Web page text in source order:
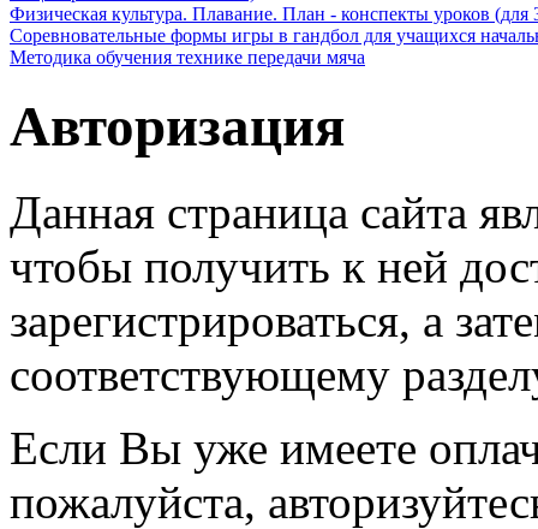
Физическая культура. Плавание. План - конспекты уроков (для
Соревновательные формы игры в гандбол для учащихся
Методика обучения технике передачи мяча
Авторизация
Данная страница сайта
чтобы получить к ней
зарегистрироваться, а
соответствующему
Если Вы уже имеете
пожалуйста,